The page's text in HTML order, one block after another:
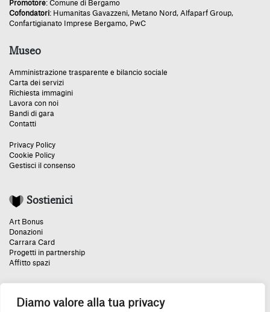
Diamo valore alla tua privacy
Promotore: Comune di Bergamo
Cofondatori: Humanitas Gavazzeni, Metano Nord, Alfaparf Group,
Confartigianato Imprese Bergamo, PwC
Museo
Amministrazione trasparente e bilancio sociale
Carta dei servizi
Richiesta immagini
Lavora con noi
Bandi di gara
Contatti
Privacy Policy
Cookie Policy
Gestisci il consenso
Sostienici
Art Bonus
Donazioni
Carrara Card
Progetti in partnership
Affitto spazi
Un grazie speciale: